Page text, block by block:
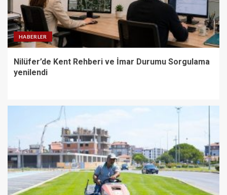
HABERLER
Nilüfer’de Kent Rehberi ve İmar Durumu Sorgulama
yenilendi